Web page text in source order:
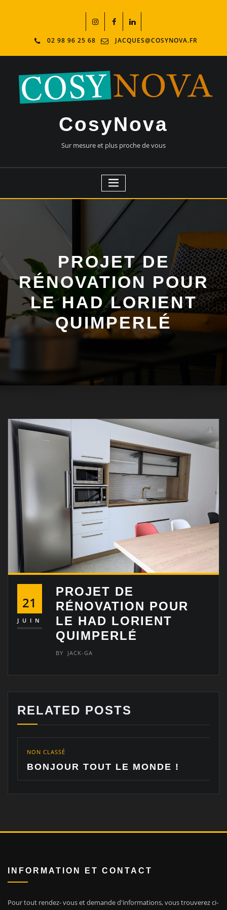
02 98 96 25 68 JACQUES@COSYNOVA.FR
CosyNova
Sur mesure et plus proche de vous
PROJET DE
RÉNOVATION POUR
LE HAD LORIENT
QUIMPERLÉ
21
JUIN
PROJET DE
RÉNOVATION POUR
LE HAD LORIENT
QUIMPERLÉ
BY JACK-GA
RELATED POSTS
NON CLASSÉ
BONJOUR TOUT LE MONDE !
INFORMATION ET CONTACT
Pour tout rendez- vous et demande d'informations, vous trouverez ci-